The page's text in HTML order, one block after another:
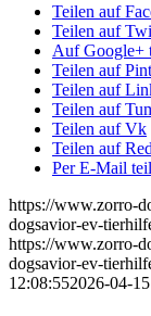
Teilen auf
Teilen auf
Auf Google+
Teilen auf
Teilen auf
Teilen auf
Teilen auf Vk
Teilen auf
Per E-Mail
https://www.zorro-
dogsavior-ev-
https://www.zorro-
dogsavior-ev-
12:08:552026-04-